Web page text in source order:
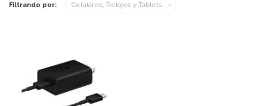
Filtrando por: Celulares, Relojes y Tablets